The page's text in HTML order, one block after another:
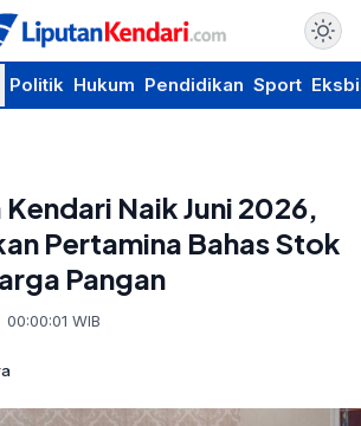
Politik Hukum Pendidikan Sport
Naik Juni 2026,
Pertamina Bahas Stok
Pangan
WIB